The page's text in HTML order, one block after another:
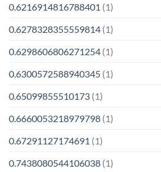
0.6216914816788401 (1)
0.6278328355559814 (1)
0.6298606806271254 (1)
0.6300572588940345 (1)
0.65099855510173 (1)
0.6660053218979798 (1)
0.67291127174691 (1)
0.7438080544106038 (1)